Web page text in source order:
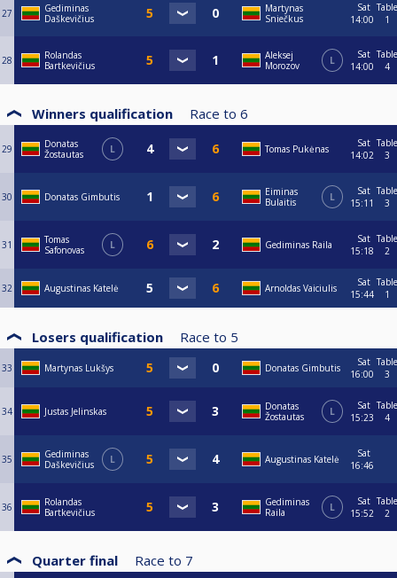
27
Gediminas
Daškevičius
Martynas
Sniečkus
Sat
14:00
Table
1
28
Rolandas
Bartkevičius
Aleksej
Morozov
L
Sat
14:00
Table
4
Winners qualification Race to 6
29
Donatas
Žostautas
L Tomas Pukėnas
Sat
14:02
Table
3
30 Donatas Gimbutis
Eiminas
Bulaitis
L
Sat
15:11
Table
3
31
Tomas
Safonovas
L Gediminas Raila
Sat
15:18
Table
2
32 Augustinas Katelė Arnoldas Vaiciulis
Sat
15:44
Table
1
Losers qualification Race to 5
33 Martynas Lukšys Donatas Gimbutis
Sat
16:00
Table
3
34 Justas Jelinskas
Donatas
Žostautas
L
Sat
15:23
Table
4
35
Gediminas
Daškevičius
L Augustinas Katelė
Sat
16:46
36
Rolandas
Bartkevičius
Gediminas
Raila
L
Sat
15:52
Table
2
Quarter final Race to 7